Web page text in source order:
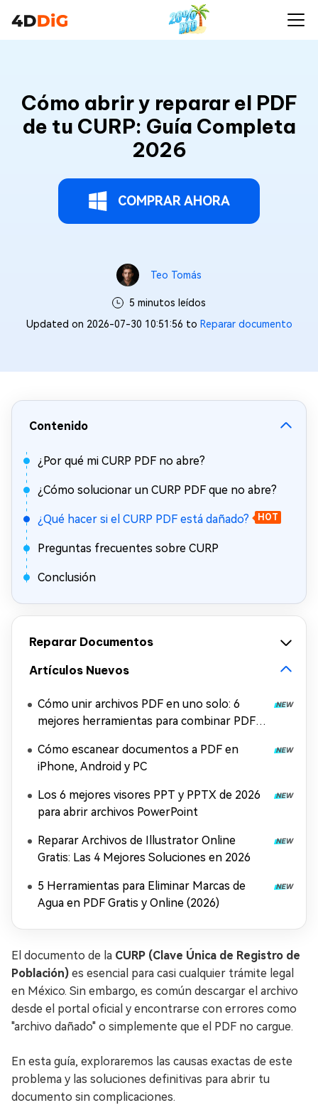
Cómo abrir y reparar el PDF
de tu CURP: Guía Completa
2026
COMPRAR AHORA
Teo Tomás
5 minutos leídos
Updated on 2026-07-30 10:51:56 to Reparar documento
Contenido
¿Por qué mi CURP PDF no abre?
¿Cómo solucionar un CURP PDF que no abre?
¿Qué hacer si el CURP PDF está dañado? HOT
Preguntas frecuentes sobre CURP
Conclusión
Reparar Documentos
Artículos Nuevos
Cómo unir archivos PDF en uno solo: 6
mejores herramientas para combinar PDF
Cómo escanear documentos a PDF en
iPhone, Android y PC
Los 6 mejores visores PPT y PPTX de 2026
para abrir archivos PowerPoint
Reparar Archivos de Illustrator Online
Gratis: Las 4 Mejores Soluciones en 2026
5 Herramientas para Eliminar Marcas de
Agua en PDF Gratis y Online (2026)
El documento de la CURP (Clave Única de Registro de
Población) es esencial para casi cualquier trámite legal
en México. Sin embargo, es común descargar el archivo
desde el portal oficial y encontrarse con errores como
"archivo dañado" o simplemente que el PDF no cargue.
En esta guía, exploraremos las causas exactas de este
problema y las soluciones definitivas para abrir tu
documento sin complicaciones.